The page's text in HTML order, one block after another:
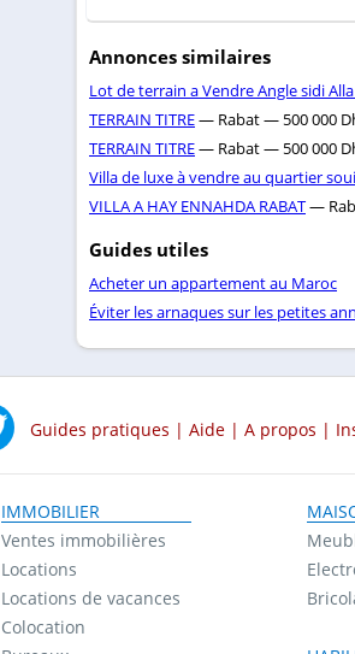
Annonces similaires
Lot de terrain a Vendre Angle sidi
TERRAIN TITRE— Rabat — 500 000
TERRAIN TITRE— Rabat — 500 000
Villa de luxe à vendre au quartier
VILLA A HAY ENNAHDA RABAT—
Guides utiles
Acheter un appartement au Maroc
Éviter les arnaques sur les petites
Guides pratiques | Aide | A propos |
IMMOBILIER
Ventes immobilières
Locations
Locations de vacances
Colocation